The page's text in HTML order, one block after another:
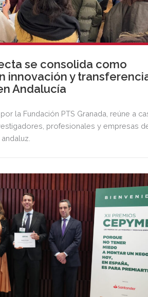
se consolida como
innovación y
Andalucía
la Fundación PTS Granada, reúne a
profesionales y empresas